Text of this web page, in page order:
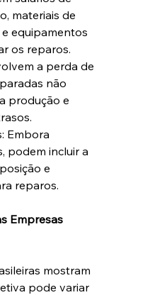
materiais de
equipamentos
os reparos.
a perda de
não
produção e
Embora
podem incluir a
e
reparos.
Empresas
mostram
pode variar